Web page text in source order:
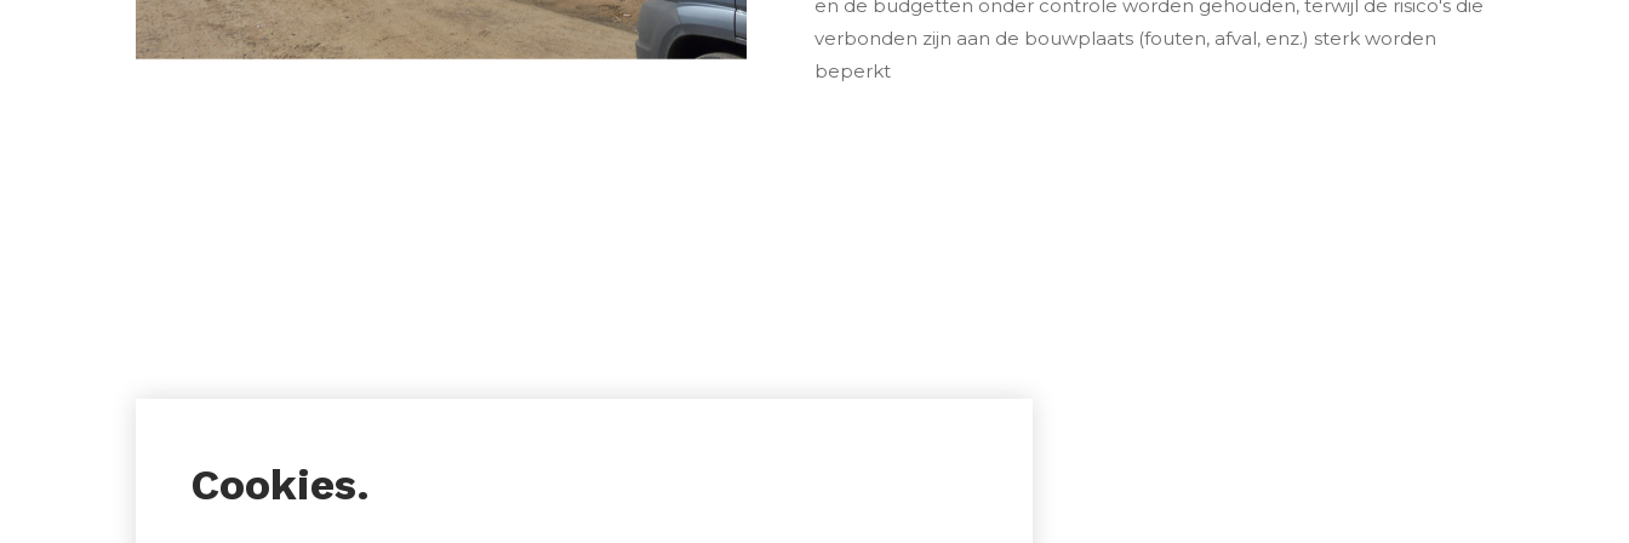
Cookies.
en de budgetten onder controle worden gehouden, terwijl de risico's die
verbonden zijn aan de bouwplaats (fouten, afval, enz.) sterk worden
beperkt